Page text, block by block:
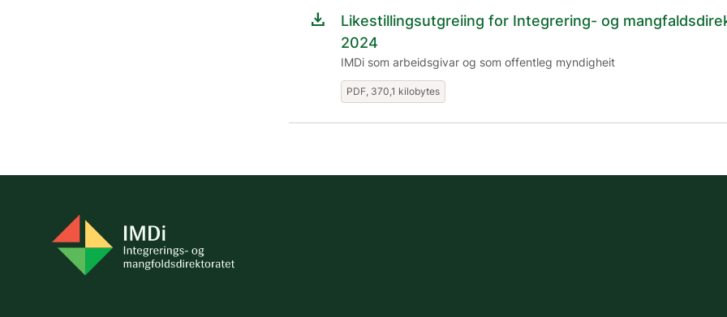
download
Likestillingsutgreiing for Integrering- og
2024
IMDi som arbeidsgivar og som offentleg myndigheit
PDF, 370,1 kilobytes